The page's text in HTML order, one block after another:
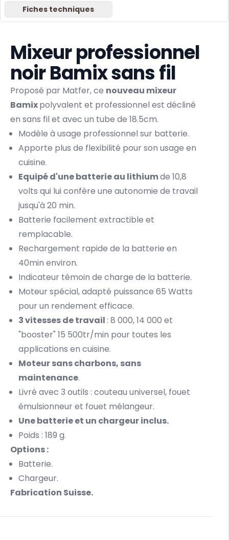
Fiches techniques
Mixeur professionnel
noir Bamix sans fil
Proposé par Matfer, ce nouveau mixeur
Bamixpolyvalent et professionnel est décliné
en sans fil et avec un tube de 18.5cm.
Modèle à usage professionnel sur batterie.
Apporte plus de flexibilité pour son usage en
cuisine.
Equipé d'une batterie au lithiumde 10,8
volts qui lui confère une autonomie de travail
jusqu'à 20 min.
Batterie facilement extractible et
remplacable.
Rechargement rapide de la batterie en
40min environ.
Indicateur témoin de charge de la batterie.
Moteur spécial, adapté puissance 65 Watts
pour un rendement efficace.
3 vitesses de travail: 8 000, 14 000 et
"booster" 15 500tr/min pour toutes les
applications en cuisine.
Moteur sans charbons, sans
maintenance.
Livré avec 3 outils : couteau universel, fouet
émulsionneur et fouet mélangeur.
Une batterie et un chargeur inclus.
Poids : 189 g.
Options :
Batterie.
Chargeur.
Fabrication Suisse.